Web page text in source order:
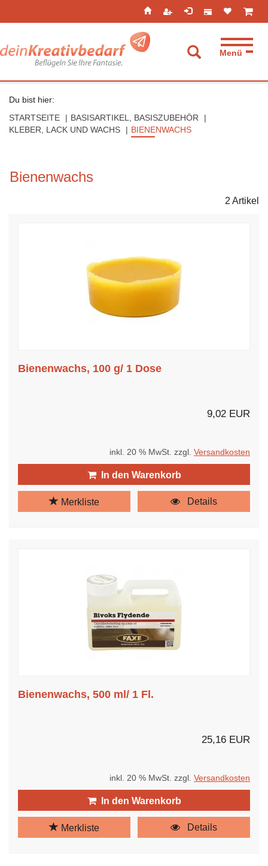
ist leerist
Menü
Du bist hier:
STARTSEITE
BASISARTIKEL, BASISZUBEHÖR
KLEBER, LACK UND WACHS
BIENENWACHS
Bienenwachs
2 Artikel
Bienenwachs, 100 g/ 1 Dose
9,02 EUR
inkl. 20 % MwSt. zzgl. Versandkosten
In den Warenkorb
Merkliste Details
Bienenwachs, 500 ml/ 1 Fl.
25,16 EUR
inkl. 20 % MwSt. zzgl. Versandkosten
In den Warenkorb
Merkliste Details